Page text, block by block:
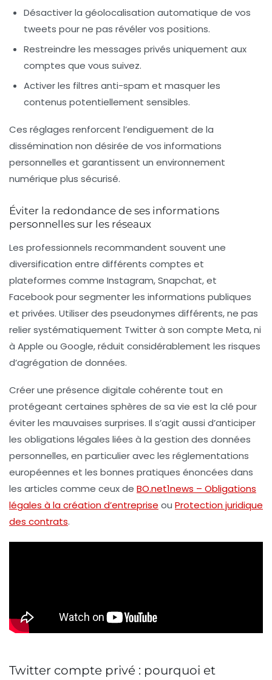
Désactiver la géolocalisation automatique de vos
tweets pour ne pas révéler vos positions.
Restreindre les messages privés uniquement aux
comptes que vous suivez.
Activer les filtres anti-spam et masquer les
contenus potentiellement sensibles.
Ces réglages renforcent l’endiguement de la
dissémination non désirée de vos informations
personnelles et garantissent un environnement
numérique plus sécurisé.
Éviter la redondance de ses informations
personnelles sur les réseaux
Les professionnels recommandent souvent une
diversification entre différents comptes et
plateformes comme Instagram, Snapchat, et
Facebook pour segmenter les informations publiques
et privées. Utiliser des pseudonymes différents, ne pas
relier systématiquement Twitter à son compte Meta, ni
à Apple ou Google, réduit considérablement les risques
d’agrégation de données.
Créer une présence digitale cohérente tout en
protégeant certaines sphères de sa vie est la clé pour
éviter les mauvaises surprises. Il s’agit aussi d’anticiper
les obligations légales liées à la gestion des données
personnelles, en particulier avec les réglementations
européennes et les bonnes pratiques énoncées dans
les articles comme ceux de BO.net1news – Obligations
légales à la création d’entreprise ou Protection juridique
des contrats.
Twitter compte privé : pourquoi et